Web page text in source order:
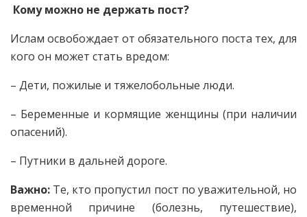
Кому можно не держать пост?
Ислам освобождает от обязательного поста тех, для
кого он может стать вредом:
– Дети, пожилые и тяжелобольные люди.
– Беременные и кормящие женщины (при наличии
опасений).
– Путники в дальней дороге.
Важно: Те, кто пропустил пост по уважительной, но
временной причине (болезнь, путешествие),